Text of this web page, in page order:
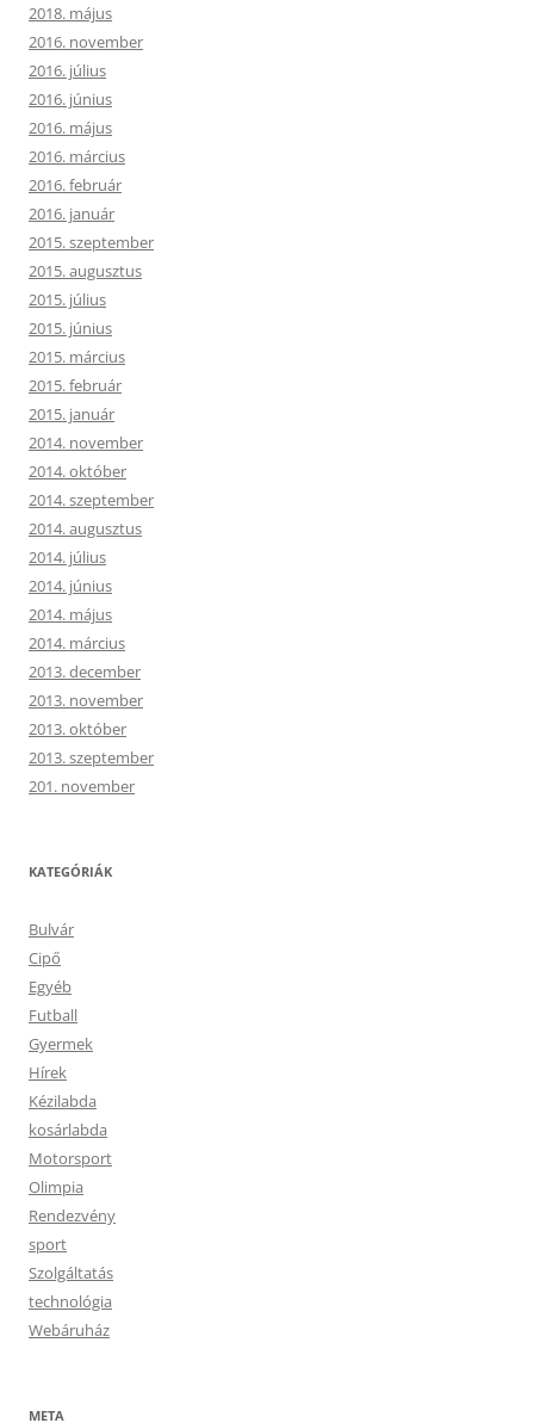
2018. május
2016. november
2016. július
2016. június
2016. május
2016. március
2016. február
2016. január
2015. szeptember
2015. augusztus
2015. július
2015. június
2015. március
2015. február
2015. január
2014. november
2014. október
2014. szeptember
2014. augusztus
2014. július
2014. június
2014. május
2014. március
2013. december
2013. november
2013. október
2013. szeptember
201. november
KATEGÓRIÁK
Bulvár
Cipő
Egyéb
Futball
Gyermek
Hírek
Kézilabda
kosárlabda
Motorsport
Olimpia
Rendezvény
sport
Szolgáltatás
technológia
Webáruház
META